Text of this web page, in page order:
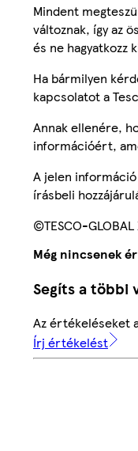
Mindent
változnak, így az
és ne hagyatkozz
Ha bármilyen
kapcsolatot a
Annak ellenére,
információért,
A jelen
írásbeli
©TESCO-
Még nincsenek
Segíts a többi
Az értékeléseket
Írj értékelést